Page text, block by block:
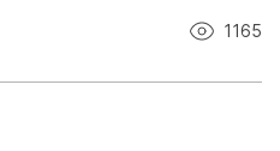
1165